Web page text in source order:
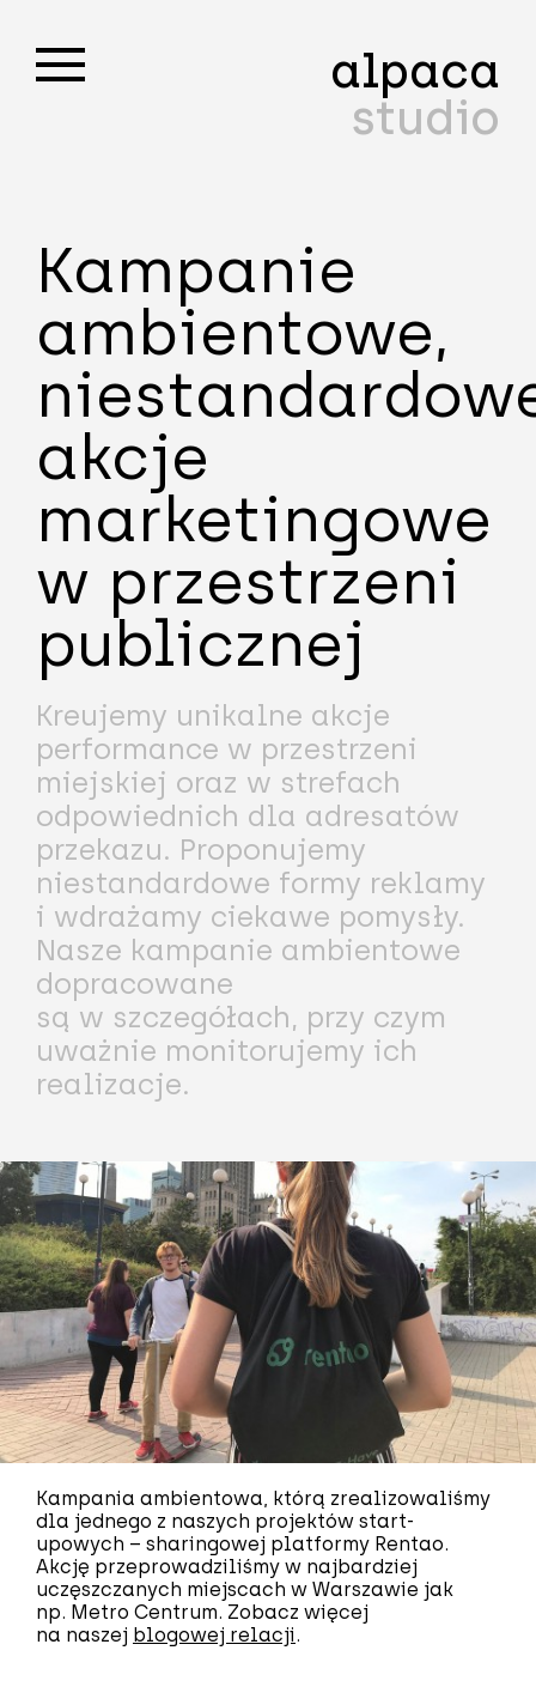
alpaca
studio
Kampanie
ambientowe,
akcje
marketingowe
w przestrzeni
publicznej
Kreujemy unikalne akcje
performance w przestrzeni
miejskiej oraz w strefach
odpowiednich dla adresatów
przekazu. Proponujemy
niestandardowe formy reklamy
i wdrażamy ciekawe pomysły.
Nasze kampanie ambientowe
dopracowane
są w szczegółach, przy czym
uważnie monitorujemy ich
realizacje.
Kampania ambientowa, którą zrealizowaliśmy
dla jednego z naszych projektów start-
upowych – sharingowej platformy Rentao.
Akcję przeprowadziliśmy w najbardziej
uczęszczanych miejscach w Warszawie jak
np. Metro Centrum. Zobacz więcej
na naszej blogowej relacji.